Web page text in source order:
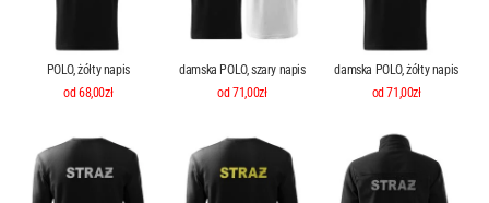
POLO, żółty napis
od 68,00zł
damska POLO, szary napis
od 71,00zł
damska POLO, żółty napis
od 71,00zł